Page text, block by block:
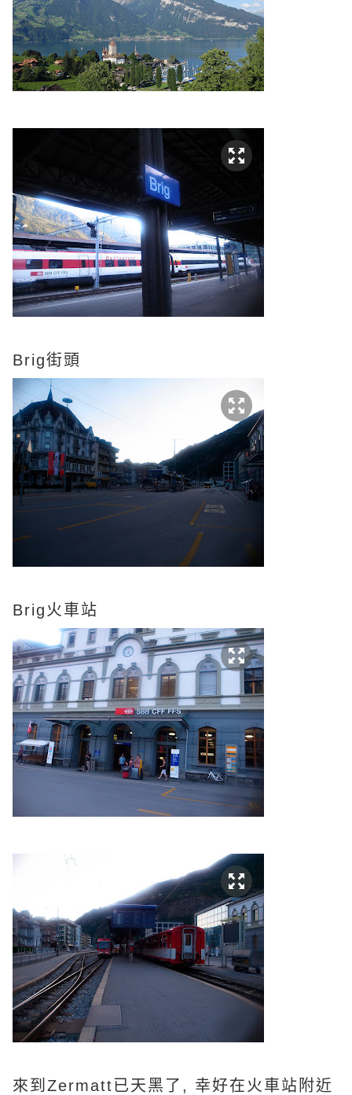
Brig街頭
Brig火車站
來到Zermatt已天黑了, 幸好在火車站附近